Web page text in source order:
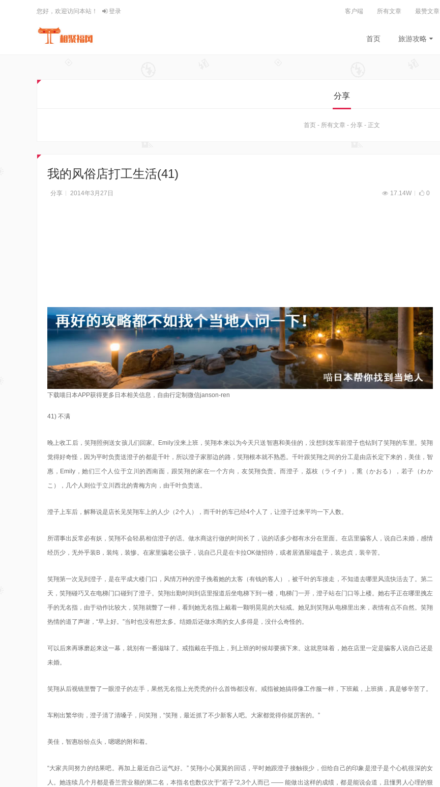
您好，欢迎访问本站！ 登录 客户端 所有文章 最赞文章
首页 旅游攻略
分享
首页 - 所有文章 - 分享 - 正文
我的风俗店打工生活(41)
分享 2014年3月27日 17.14W 0
下载喵日本APP获得更多日本相关信息，自由行定制微信janson-ren
41) 不满
晚上收工后，笑翔照例送女孩儿们回家。Emily没来上班，笑翔本来以为今天只送智惠和美佳的，没想到发车前澄子也钻到了笑翔的车里。笑翔
觉得好奇怪，因为平时负责送澄子的都是千叶，所以澄子家那边的路，笑翔根本就不熟悉。千叶跟笑翔之间的分工是由店长定下来的，美佳，智
惠，Emily，她们三个人位于立川的西南面，跟笑翔的家在一个方向，友笑翔负责。而澄子，荔枝（ライチ），熏（かおる），若子（わか
こ），几个人则位于立川西北的青梅方向，由千叶负责送。
澄子上车后，解释说是店长见笑翔车上的人少（2个人），而千叶的车已经4个人了，让澄子过来平均一下人数。
所谓事出反常必有妖，笑翔不会轻易相信澄子的话。做水商这行做的时间长了，说的话多少都有水分在里面。在店里骗客人，说自己未婚，感情
经历少，无外乎装B，装纯，装惨。在家里骗老公孩子，说自己只是在卡拉OK做招待，或者居酒屋端盘子，装忠贞，装辛苦。
笑翔第一次见到澄子，是在平成大楼门口，风情万种的澄子挽着她的太客（有钱的客人），被千叶的车接走，不知道去哪里风流快活去了。第二
天，笑翔碰巧又在电梯门口碰到了澄子。笑翔出勤时间到店里报道后坐电梯下到一楼，电梯门一开，澄子站在门口等上楼。她右手正在哪里拽左
手的无名指，由于动作比较大，笑翔就瞥了一样，看到她无名指上戴着一颗明晃晃的大钻戒。她见到笑翔从电梯里出来，表情有点不自然。笑翔
热情的道了声谢，“早上好。”当时也没有想太多。结婚后还做水商的女人多得是，没什么奇怪的。
可以后来再琢磨起来这一幕，就别有一番滋味了。戒指戴在手指上，到上班的时候却要摘下来。这就意味着，她在店里一定是骗客人说自己还是
未婚。
笑翔从后视镜里瞥了一眼澄子的左手，果然无名指上光秃秃的什么首饰都没有。戒指被她搞得像工作服一样，下班戴，上班摘，真是够辛苦了。
车刚出繁华街，澄子清了清嗓子，问笑翔，“笑翔，最近抓了不少新客人吧。大家都觉得你挺厉害的。”
美佳，智惠纷纷点头，嗯嗯的附和着。
“大家共同努力的结果吧。再加上最近自己运气好。” 笑翔小心翼翼的回话，平时她跟澄子接触很少，但给自己的印象是澄子是个心机很深的女
人。她连续几个月都是香兰营业额的第二名，本指名也数仅次于“若子”2,3个人而已 —— 能做出这样的成绩，都是能说会道，且懂男人心理的狠